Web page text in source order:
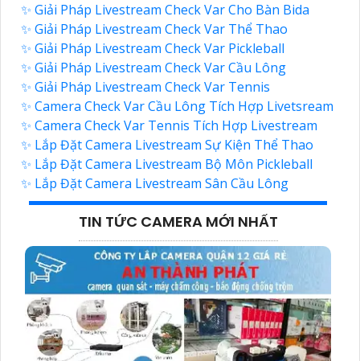
✨ Giải Pháp Livestream Check Var Cho Bàn Bida
✨ Giải Pháp Livestream Check Var Thể Thao
✨ Giải Pháp Livestream Check Var Pickleball
✨ Giải Pháp Livestream Check Var Cầu Lông
✨ Giải Pháp Livestream Check Var Tennis
✨ Camera Check Var Cầu Lông Tích Hợp Livetsream
✨ Camera Check Var Tennis Tích Hợp Livestream
✨ Lắp Đặt Camera Livestream Sự Kiện Thể Thao
✨ Lắp Đặt Camera Livestream Bộ Môn Pickleball
✨ Lắp Đặt Camera Livestream Sân Cầu Lông
TIN TỨC CAMERA MỚI NHẤT